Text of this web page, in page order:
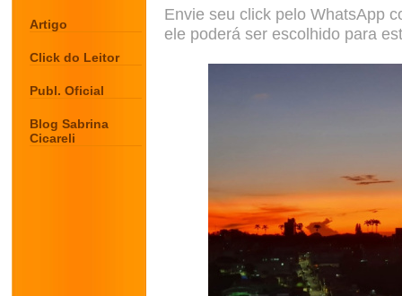
Artigo
Click do Leitor
Publ. Oficial
Blog Sabrina
Cicareli
Envie seu click pelo WhatsApp
ele poderá ser escolhido para